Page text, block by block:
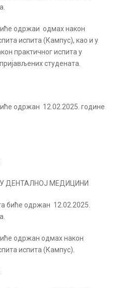
одржаи одмах након
испита (Кампус), као и у
практичног испита у
студената.
одржан 12.02.2025. године
ДЕНТАЛНОЈ МЕДИЦИНИ
биће одржан 12.02.2025.
одржан одмах након
испита (Кампус).